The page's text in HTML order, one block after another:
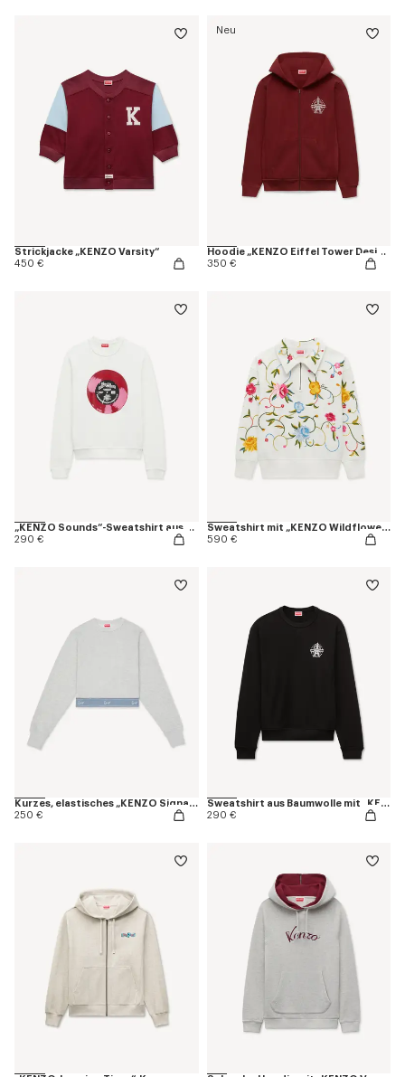
Strickjacke „KENZO Varsity“
450 €
Neu
Hoodie „KENZO Eiffel Tower Design“ mit Reißverschluss aus Baumwolle
350 €
„KENZO Sounds“-Sweatshirt aus Baumwolle
290 €
Sweatshirt mit „KENZO Wildflower“-Stickerei und halbem Reißverschluss aus Baumwolle
590 €
Kurzes, elastisches „KENZO Signature“-Sweatshirt aus Baumwolle
250 €
Sweatshirt aus Baumwolle mit „KENZO Eiffel Tower“-Design
290 €